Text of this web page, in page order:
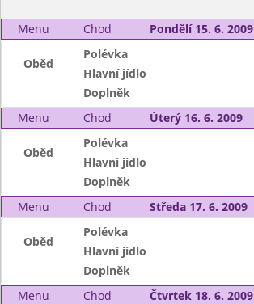
Menu Chod Pondělí 15. 6. 2009
Oběd
Polévka
Hlavní jídlo
Doplněk
Menu
Chod Úterý 16. 6. 2009
Oběd
Polévka
Hlavní jídlo
Doplněk
Menu
Chod Středa 17. 6. 2009
Oběd
Polévka
Hlavní jídlo
Doplněk
Menu
Chod Čtvrtek 18. 6. 2009